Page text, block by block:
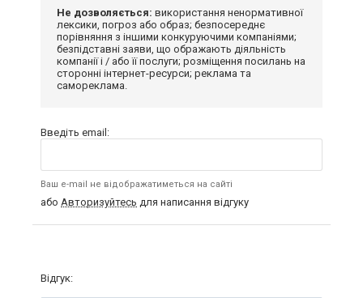
Не дозволяється: використання ненормативної
лексики, погроз або образ; безпосереднє
порівняння з іншими конкуруючими компаніями;
безпідставні заяви, що ображають діяльність
компанії і / або її послуги; розміщення посилань на
сторонні інтернет-ресурси; реклама та
самореклама.
Введіть email:
Ваш e-mail не відображатиметься на сайті
або Авторизуйтесь для написання відгуку
Відгук: